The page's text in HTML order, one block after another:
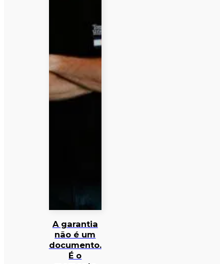
A garantia
não é um
documento.
É o